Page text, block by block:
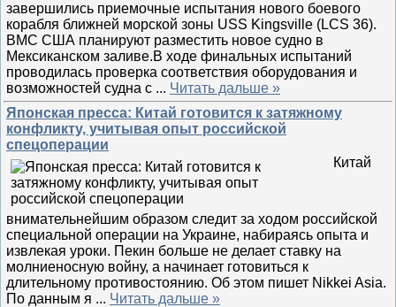
завершились приемочные испытания нового боевого
корабля ближней морской зоны USS Kingsville (LCS 36).
ВМС США планируют разместить новое судно в
Мексиканском заливе.В ходе финальных испытаний
проводилась проверка соответствия оборудования и
возможностей судна с ... Читать дальше »
Японская пресса: Китай готовится к затяжному
конфликту, учитывая опыт российской
спецоперации
Китай
внимательнейшим образом следит за ходом российской
специальной операции на Украине, набираясь опыта и
извлекая уроки. Пекин больше не делает ставку на
молниеносную войну, а начинает готовиться к
длительному противостоянию. Об этом пишет Nikkei Asia.
По данным я ... Читать дальше »